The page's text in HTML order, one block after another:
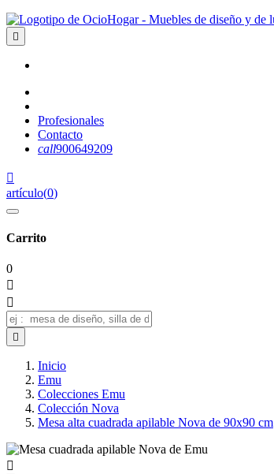

Profesionales
Contacto
call900649209

artículo(0)
Carrito
0



Inicio
Emu
Colecciones Emu
Colección Nova
Mesa alta cuadrada apilable Nova de 90x90 cm
